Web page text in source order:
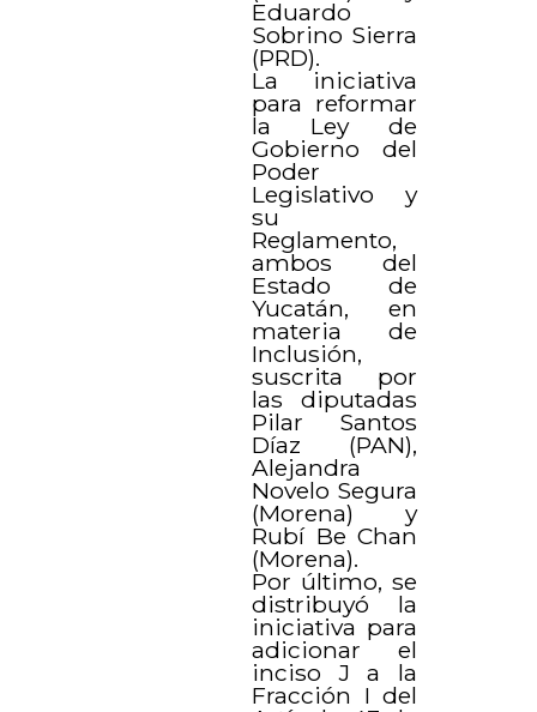
Eduardo
Sobrino Sierra
(PRD).
La iniciativa
para reformar
la Ley de
Gobierno del
Poder
Legislativo y
su
Reglamento,
ambos del
Estado de
Yucatán, en
materia de
Inclusión,
suscrita por
las diputadas
Pilar Santos
Díaz (PAN),
Alejandra
Novelo Segura
(Morena) y
Rubí Be Chan
(Morena).
Por último, se
distribuyó la
iniciativa para
adicionar el
inciso J a la
Fracción I del